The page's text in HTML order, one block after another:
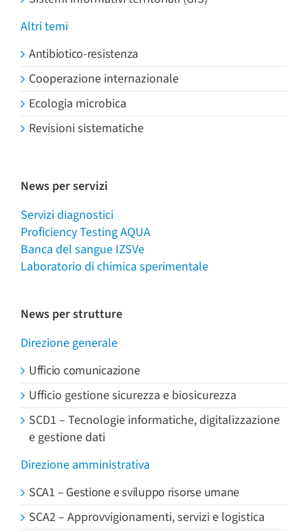
Altri temi
Antibiotico-resistenza
Cooperazione internazionale
Ecologia microbica
Revisioni sistematiche
News per servizi
Servizi diagnostici
Proficiency Testing AQUA
Banca del sangue IZSVe
Laboratorio di chimica sperimentale
News per strutture
Direzione generale
Ufficio comunicazione
Ufficio gestione sicurezza e biosicurezza
SCD1 – Tecnologie informatiche, digitalizzazione
e gestione dati
Direzione amministrativa
SCA1 – Gestione e sviluppo risorse umane
SCA2 – Approvvigionamenti, servizi e logistica